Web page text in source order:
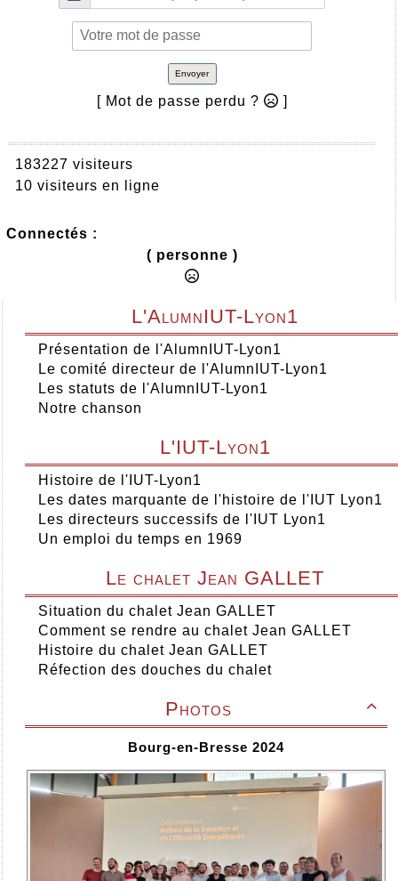
Envoyer
[ Mot de passe perdu ? ]
183227 visiteurs
10 visiteurs en ligne
Connectés :
( personne )
L'AlumnIUT-Lyon1
Présentation de l'AlumnIUT-Lyon1
Le comité directeur de l'AlumnIUT-Lyon1
Les statuts de l'AlumnIUT-Lyon1
Notre chanson
L'IUT-Lyon1
Histoire de l'IUT-Lyon1
Les dates marquante de l'histoire de l'IUT Lyon1
Les directeurs successifs de l'IUT Lyon1
Un emploi du temps en 1969
Le chalet Jean GALLET
Situation du chalet Jean GALLET
Comment se rendre au chalet Jean GALLET
Histoire du chalet Jean GALLET
Réfection des douches du chalet

Photos
Bourg-en-Bresse 2024